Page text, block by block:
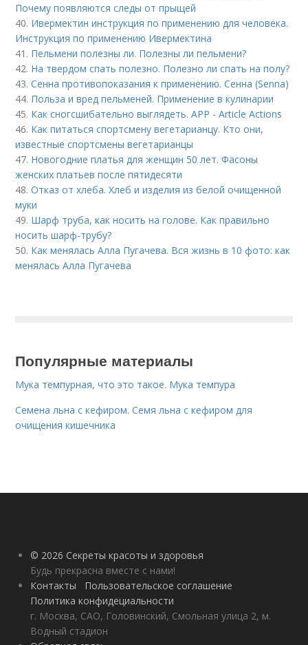
Почему появляются следы от прыщей
40. Ивермектин инструкция по применению для человека.
Инструкция по применению Ивермектина
41. Пельмени полезны ли. Полезны ли пельмени?
42. На твердом спать полезно. Полезно ли спать на полу?
43.Сенна противопоказания к применению. Сенна (Senna)
44. Польза и вред пельменей. Применение в кулинарии
45. Как сногсшибательно выглядеть. APP - Article Actions
46. Как питаться спортсмену вегетарианцу. Кто они,
известные спортсмены вегетарианцы
47. Новогодние платья для женщин 50 лет. Фасоны
женских платьев после пятидесяти
48.Отказ от хлеба. Хлеб и изделия из белой очищенной
муки
49. Шарф труба, как носить на голове. Как правильно
носить шарф-трубу?
50. Как менялась Алла Пугачева. Вся жизнь в 10 фото: как
менялась Алла Пугачева
Популярные материалы
Мука темпурная, что это такое. Мука темпура
Семена льна с кефиром. Семя льна с кефиром для
очищения кишечника
© 2026 Секреты красоты и здоровья
Будь прекрасна вместе с нами!
Контакты
Пользовательское соглашение
Политика конфидециальности
г. Москва, САО, Головинский, Смольная улица 2, м.
Водный стадион